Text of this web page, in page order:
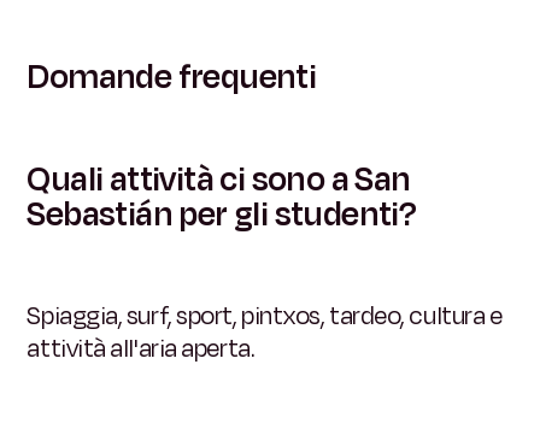
Domande frequenti
Quali attività ci sono a San
Sebastián per gli studenti?
Spiaggia, surf, sport, pintxos, tardeo, cultura e
attività all'aria aperta.